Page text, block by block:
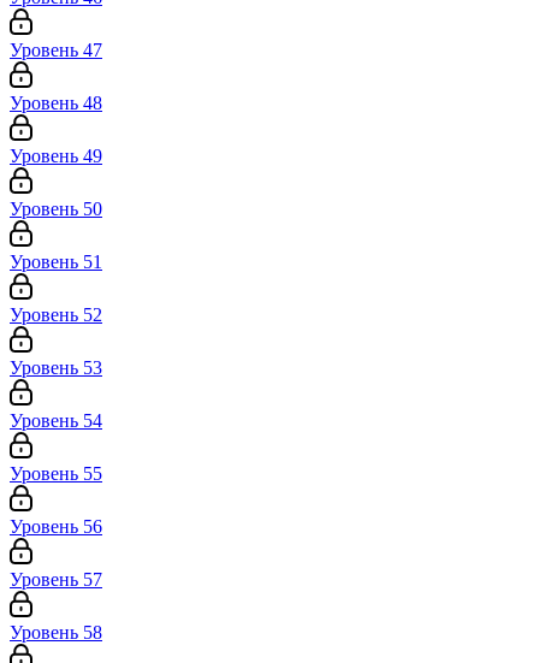
Уровень 47
Уровень 48
Уровень 49
Уровень 50
Уровень 51
Уровень 52
Уровень 53
Уровень 54
Уровень 55
Уровень 56
Уровень 57
Уровень 58